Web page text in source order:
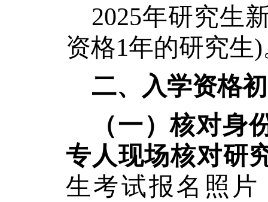
2025年研究生
资格1年的研究生
二、入学资格
（一）核对身
专人现场核对研
生考试报名照片